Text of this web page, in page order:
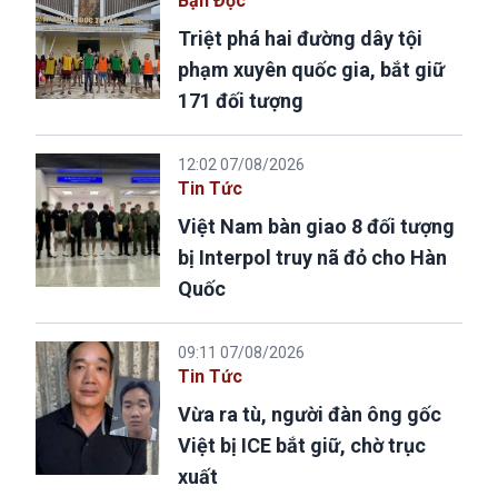
Triệt phá hai đường dây tội
phạm xuyên quốc gia, bắt giữ
171 đối tượng
12:02 07/08/2026
Tin Tức
Việt Nam bàn giao 8 đối tượng
bị Interpol truy nã đỏ cho Hàn
Quốc
09:11 07/08/2026
Tin Tức
Vừa ra tù, người đàn ông gốc
Việt bị ICE bắt giữ, chờ trục
xuất